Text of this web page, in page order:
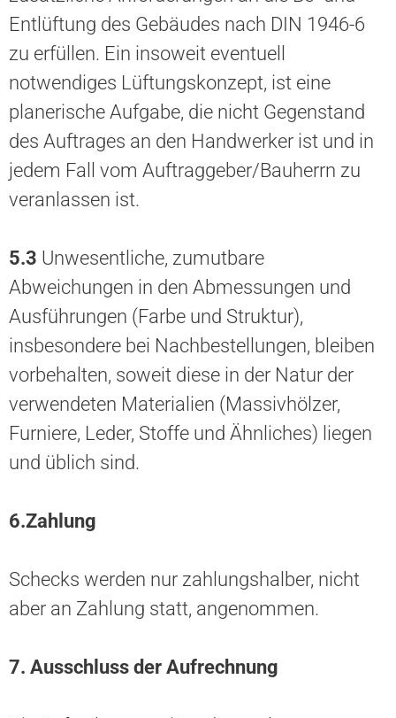
Entlüftung des Gebäudes nach DIN 1946-6
zu erfüllen. Ein insoweit eventuell
notwendiges Lüftungskonzept, ist eine
planerische Aufgabe, die nicht Gegenstand
des Auftrages an den Handwerker ist und in
jedem Fall vom Auftraggeber/Bauherrn zu
veranlassen ist.
5.3 Unwesentliche, zumutbare
Abweichungen in den Abmessungen und
Ausführungen (Farbe und Struktur),
insbesondere bei Nachbestellungen, bleiben
vorbehalten, soweit diese in der Natur der
verwendeten Materialien (Massivhölzer,
Furniere, Leder, Stoffe und Ähnliches) liegen
und üblich sind.
6.Zahlung
Schecks werden nur zahlungshalber, nicht
aber an Zahlung statt, angenommen.
7. Ausschluss der Aufrechnung